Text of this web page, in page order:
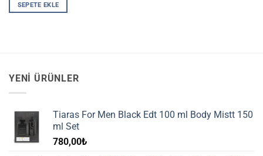
SEPETE EKLE
YENI ÜRÜNLER
Tiaras For Men Black Edt 100 ml Body Mistt 150
ml Set
780,00₺